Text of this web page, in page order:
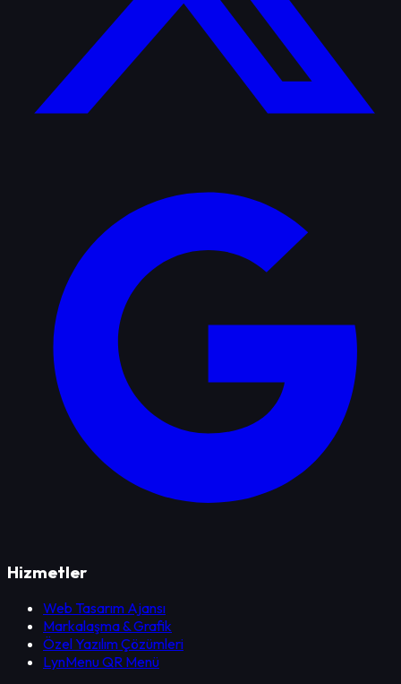
Hizmetler
Web Tasarım Ajansı
Markalaşma & Grafik
Özel Yazılım Çözümleri
LynMenu QR Menü